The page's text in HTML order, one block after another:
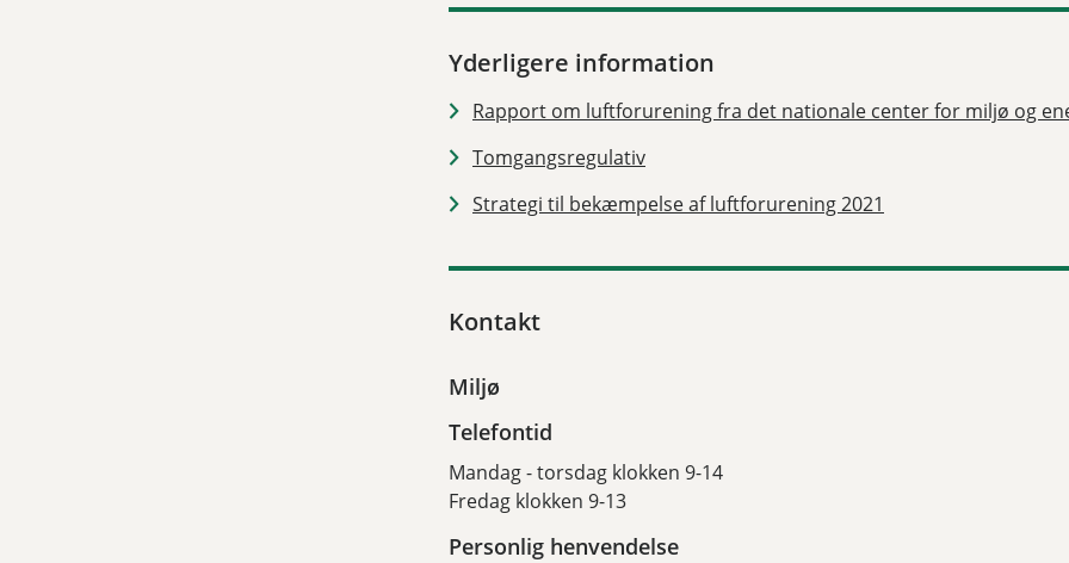
Yderligere information
Rapport om luftforurening fra det nationale center for miljø og
Tomgangsregulativ
Strategi til bekæmpelse af luftforurening 2021
Kontakt
Miljø
Telefontid
Mandag - torsdag klokken 9-14
Fredag klokken 9-13
Personlig henvendelse